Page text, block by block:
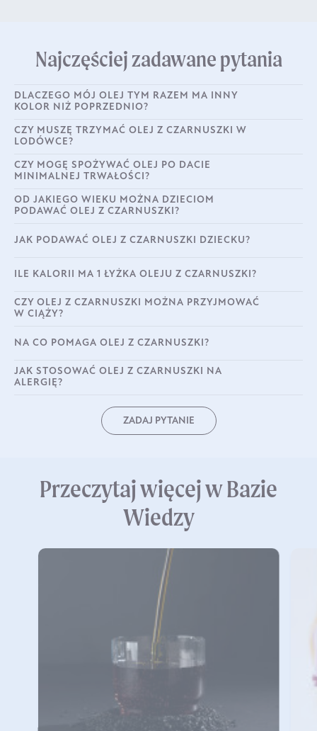
Najczęściej zadawane pytania
DLACZEGO MÓJ OLEJ TYM RAZEM MA INNY
KOLOR NIŻ POPRZEDNIO?
CZY MUSZĘ TRZYMAĆ OLEJ Z CZARNUSZKI W
LODÓWCE?
CZY MOGĘ SPOŻYWAĆ OLEJ PO DACIE
MINIMALNEJ TRWAŁOŚCI?
OD JAKIEGO WIEKU MOŻNA DZIECIOM
PODAWAĆ OLEJ Z CZARNUSZKI?
JAK PODAWAĆ OLEJ Z CZARNUSZKI DZIECKU?
ILE KALORII MA 1 ŁYŻKA OLEJU Z CZARNUSZKI?
CZY OLEJ Z CZARNUSZKI MOŻNA PRZYJMOWAĆ
W CIĄŻY?
NA CO POMAGA OLEJ Z CZARNUSZKI?
JAK STOSOWAĆ OLEJ Z CZARNUSZKI NA
ALERGIĘ?
ZADAJ PYTANIE
Przeczytaj więcej w Bazie
Wiedzy